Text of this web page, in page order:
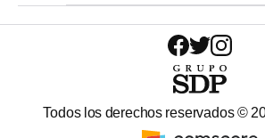
Todos los derechos reservados ©